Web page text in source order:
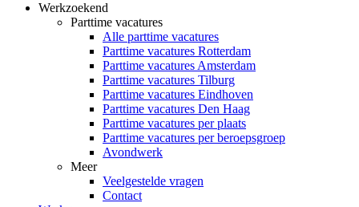
Werkzoekend
Parttime vacatures
Alle parttime vacatures
Parttime vacatures Rotterdam
Parttime vacatures Amsterdam
Parttime vacatures Tilburg
Parttime vacatures Eindhoven
Parttime vacatures Den Haag
Parttime vacatures per plaats
Parttime vacatures per beroepsgroep
Avondwerk
Meer
Veelgestelde vragen
Contact